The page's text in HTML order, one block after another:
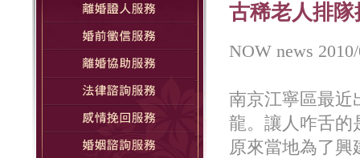
古稀老人排
NOW news
南京江寧區最近
龍。讓人咋舌的
原來當地為了